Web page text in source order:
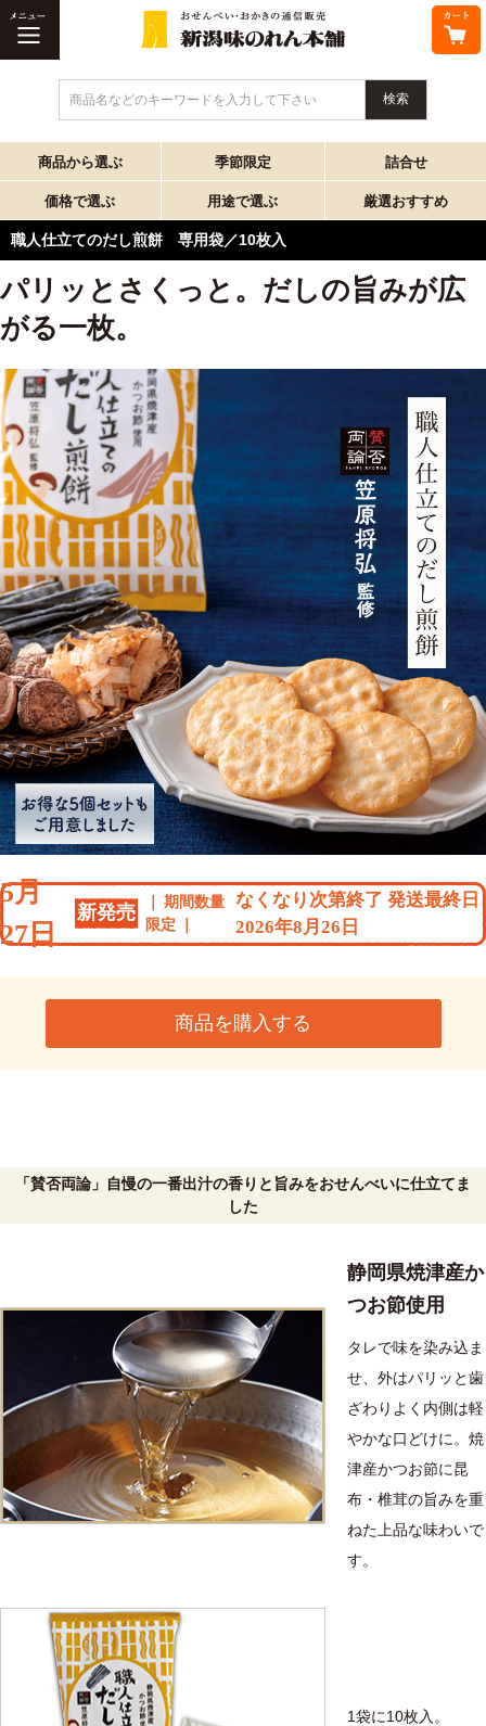
商品名などのキーワードを入力して下さい
商品から選ぶ 季節限定 詰合せ
価格で選ぶ 用途で選ぶ 厳選おすすめ
職人仕立てのだし煎餅 専用袋／10枚入
パリッとさくっと。だしの旨みが広
がる一枚。
5月
27日
新発売
期間数量
限定
なくなり次第終了 発送最終日
2026年8月26日
商品を購入する
「賛否両論」自慢の一番出汁の香りと旨みをおせんべいに仕立てま
した
静岡県焼津産か
つお節使用
タレで味を染み込ま
せ、外はパリッと歯
ざわりよく内側は軽
やかな口どけに。焼
津産かつお節に昆
布・椎茸の旨みを重
ねた上品な味わいで
す。
1袋に10枚入。